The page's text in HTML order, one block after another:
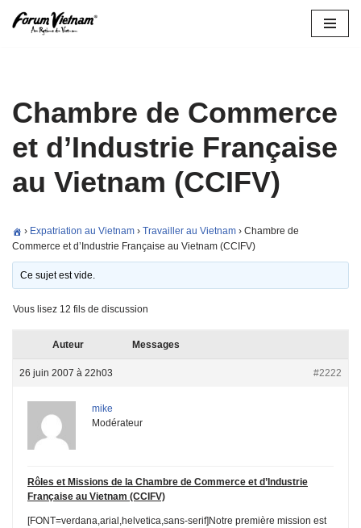
Chambre de Commerce
et d’Industrie Française
au Vietnam (CCIFV)
› Expatriation au Vietnam › Travailler au Vietnam › Chambre de
Commerce et d’Industrie Française au Vietnam (CCIFV)
Ce sujet est vide.
Vous lisez 12 fils de discussion
Auteur Messages
26 juin 2007 à 22h03 #2222
mike
Modérateur
Rôles et Missions de la Chambre de Commerce et d’Industrie
Française au Vietnam (CCIFV)
[FONT=verdana,arial,helvetica,sans-serif]Notre première mission est